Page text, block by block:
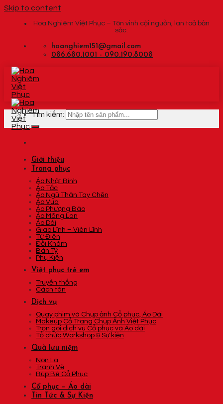
Skip to content
Hoa Nghiêm Việt Phục – Tôn vinh cội nguồn, lan toả bản
sắc.
hoanghiem151@gmail.com
086.680.1001 - 090.190.8008
Giới thiệu
Trang phục
Áo Nhật Bình
Áo Tấc
Áo Ngũ Thân Tay Chẽn
Áo Vua
Áo Phượng Bào
Áo Mãng Lan
Áo Dài
Giao Lĩnh – Viên Lĩnh
Tứ Điên
Đối Khâm
Bán Tý
Phụ Kiện
Việt phục trẻ em
Truyền thống
Cách tân
Dịch vụ
Quay phim và Chụp ảnh Cổ phục, Áo Dài
Makeup Cổ Trang Chụp Ảnh Việt Phục
Trọn gói dịch vụ Cổ phục và Áo dài
Tổ chức Workshop & Sự kiện
Quà lưu niệm
Nón Lá
Tranh Vẽ
Búp Bê Cổ Phục
Cổ phục – Áo dài
Tin Tức & Sự Kiện
Tìm kiếm: